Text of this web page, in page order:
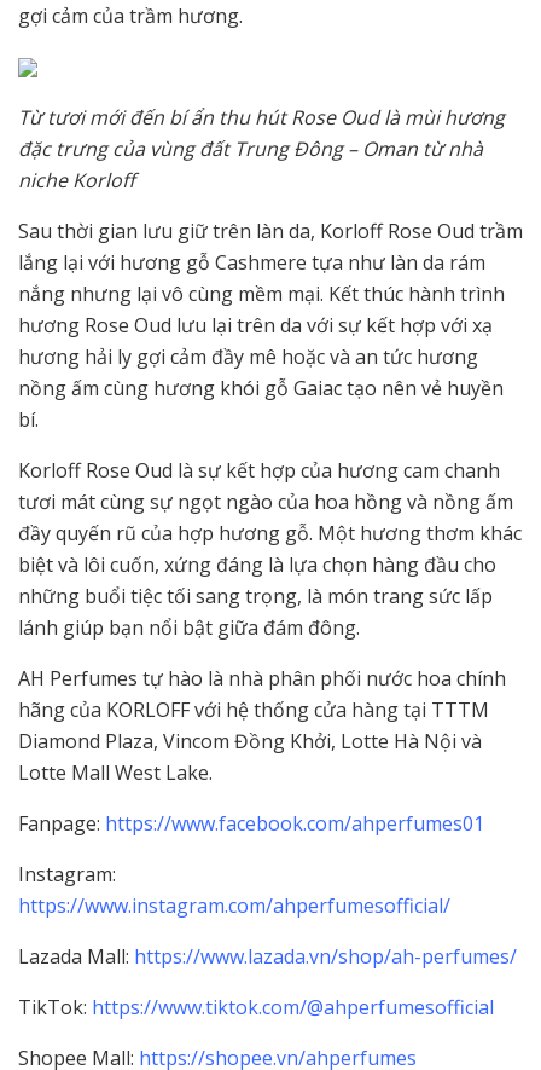
gợi cảm của trầm hương.
Từ tươi mới đến bí ẩn thu hút Rose Oud là mùi hương
đặc trưng của vùng đất Trung Đông – Oman từ nhà
niche Korloff
Sau thời gian lưu giữ trên làn da, Korloff Rose Oud trầm
lắng lại với hương gỗ Cashmere tựa như làn da rám
nắng nhưng lại vô cùng mềm mại. Kết thúc hành trình
hương Rose Oud lưu lại trên da với sự kết hợp với xạ
hương hải ly gợi cảm đầy mê hoặc và an tức hương
nồng ấm cùng hương khói gỗ Gaiac tạo nên vẻ huyền
bí.
Korloff Rose Oud là sự kết hợp của hương cam chanh
tươi mát cùng sự ngọt ngào của hoa hồng và nồng ấm
đầy quyến rũ của hợp hương gỗ. Một hương thơm khác
biệt và lôi cuốn, xứng đáng là lựa chọn hàng đầu cho
những buổi tiệc tối sang trọng, là món trang sức lấp
lánh giúp bạn nổi bật giữa đám đông.
AH Perfumes tự hào là nhà phân phối nước hoa chính
hãng của KORLOFF với hệ thống cửa hàng tại TTTM
Diamond Plaza, Vincom Đồng Khởi, Lotte Hà Nội và
Lotte Mall West Lake.
Fanpage: https://www.facebook.com/ahperfumes01
Instagram:
https://www.instagram.com/ahperfumesofficial/
Lazada Mall: https://www.lazada.vn/shop/ah-perfumes/
TikTok: https://www.tiktok.com/@ahperfumesofficial
Shopee Mall: https://shopee.vn/ahperfumes